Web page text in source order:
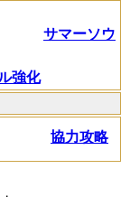
サマーソウ
強化
協力攻略